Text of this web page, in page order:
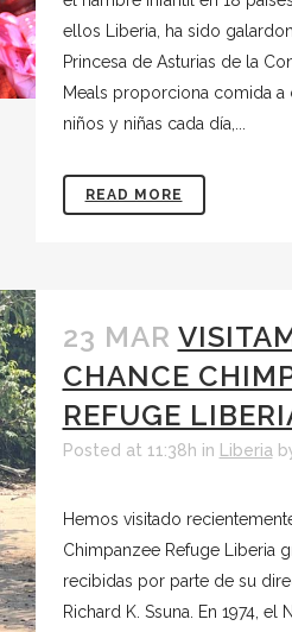
ellos Liberia, ha sido
Princesa de Asturias de la
Meals proporciona comida
niños y niñas cada día,...
READ MORE
23 MAR
CHANCE
REFUGE
Posted at 11:38h in Liberia
Hemos visitado
Chimpanzee Refuge Liberia
recibidas por parte de su
Richard K. Ssuna. En 1974,